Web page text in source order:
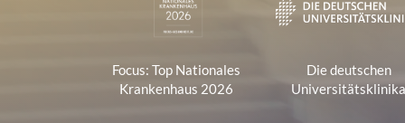
Focus: Top Nationales
Krankenhaus 2026
Die deutschen
Universitätsklinika